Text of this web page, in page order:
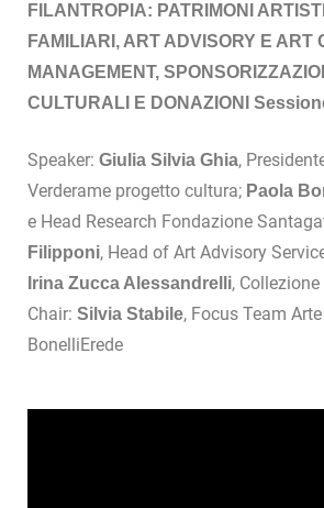
FILANTROPIA: PATRIMONI
FAMILIARI, ART ADVISORY E ART
MANAGEMENT,
CULTURALI E DONAZIONI
Speaker: Giulia Silvia Ghia,
Verderame progetto cultura; Paola
e Head Research Fondazione
Filipponi, Head of Art Advisory
Irina Zucca Alessandrelli,
Chair: Silvia Stabile, Focus Team
BonelliErede